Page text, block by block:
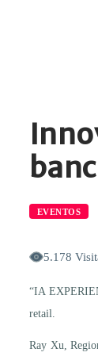
EVENTOS
5.178
“IA
retail.
Ray Xu,